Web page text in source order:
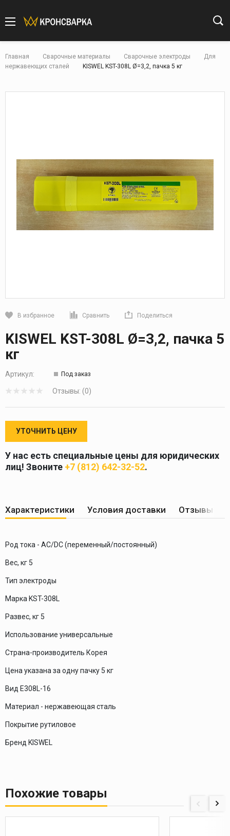
Главная Сварочные материалы Сварочные электроды
Для
нержавеющих сталей
KISWEL KST-308L Ø=3,2, пачка 5 кг
В избранное Сравнить Поделиться
Кликните, чтобы скопировать прямую ссылку
KISWEL KST-308L Ø=3,2, пачка 5
кг
Артикул: Под заказ
Отзывы: (0)
УТОЧНИТЬ ЦЕНУ
У нас есть специальные цены для юридических
лиц! Звоните +7 (812) 642-32-52.
Характеристики Условия доставки Отзывы
Род тока - AC/DC (переменный/постоянный)
Вес, кг 5
Тип электроды
Марка KST-308L
Развес, кг 5
Использование универсальные
Страна-производитель Корея
Цена указана за одну пачку 5 кг
Вид E308L-16
Материал - нержавеющая сталь
Покрытие рутиловое
Бренд KISWEL
Похожие товары